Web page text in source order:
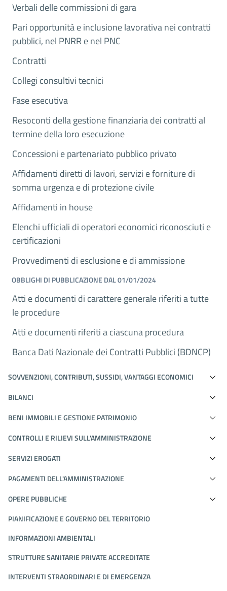
Verbali delle commissioni di gara
Pari opportunità e inclusione lavorativa nei contratti
pubblici, nel PNRR e nel PNC
Contratti
Collegi consultivi tecnici
Fase esecutiva
Resoconti della gestione finanziaria dei contratti al
termine della loro esecuzione
Concessioni e partenariato pubblico privato
Affidamenti diretti di lavori, servizi e forniture di
somma urgenza e di protezione civile
Affidamenti in house
Elenchi ufficiali di operatori economici riconosciuti e
certificazioni
Provvedimenti di esclusione e di ammissione
OBBLIGHI DI PUBBLICAZIONE DAL 01/01/2024
Atti e documenti di carattere generale riferiti a tutte
le procedure
Atti e documenti riferiti a ciascuna procedura
Banca Dati Nazionale dei Contratti Pubblici (BDNCP)
SOVVENZIONI, CONTRIBUTI, SUSSIDI, VANTAGGI ECONOMICI
BILANCI
BENI IMMOBILI E GESTIONE PATRIMONIO
CONTROLLI E RILIEVI SULL'AMMINISTRAZIONE
SERVIZI EROGATI
PAGAMENTI DELL'AMMINISTRAZIONE
OPERE PUBBLICHE
PIANIFICAZIONE E GOVERNO DEL TERRITORIO
INFORMAZIONI AMBIENTALI
STRUTTURE SANITARIE PRIVATE ACCREDITATE
INTERVENTI STRAORDINARI E DI EMERGENZA